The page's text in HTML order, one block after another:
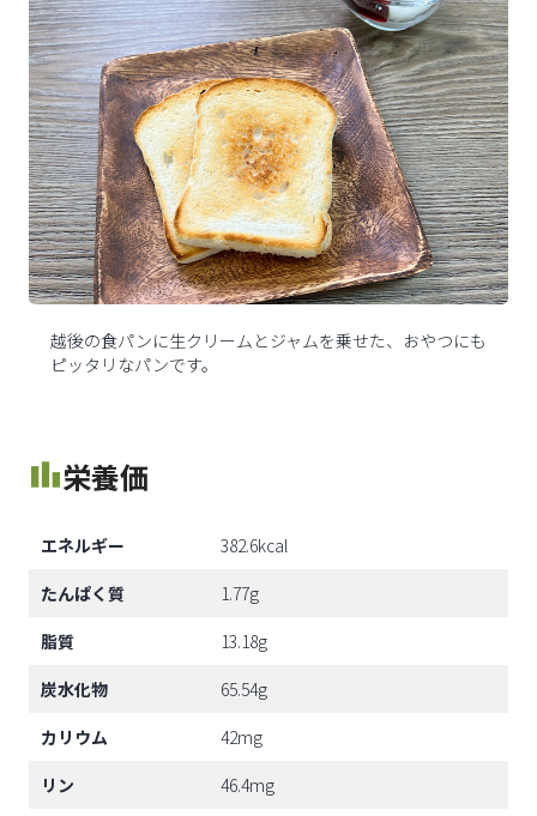
越後の食パンに生クリームとジャムを乗せた、おやつにも
ピッタリなパンです。
栄養価
エネルギー
382.6kcal
たんぱく質
1.77g
脂質
13.18g
炭水化物
65.54g
カリウム
42mg
リン
46.4mg